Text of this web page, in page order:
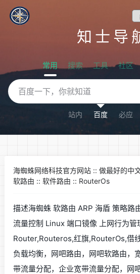
知士导
常用 搜索 工具 社区
站内 百度 必应
海蜘蛛网络科技官方网站 :: 做最好的中
软路由 :: 软件路由 :: RouterOs
描述海蜘蛛 软路由 ARP 海盾 策略路
流量控制 Linux 端口镜像 上网行为管
Router,Routeros,红旗,RouterOs,借
负载均衡，网吧路由，网吧软路由，
带流量分配，企业宽带流量分配，网